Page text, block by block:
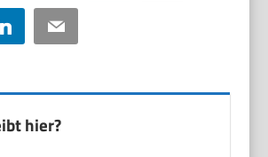
LinkedIn Email
hier?